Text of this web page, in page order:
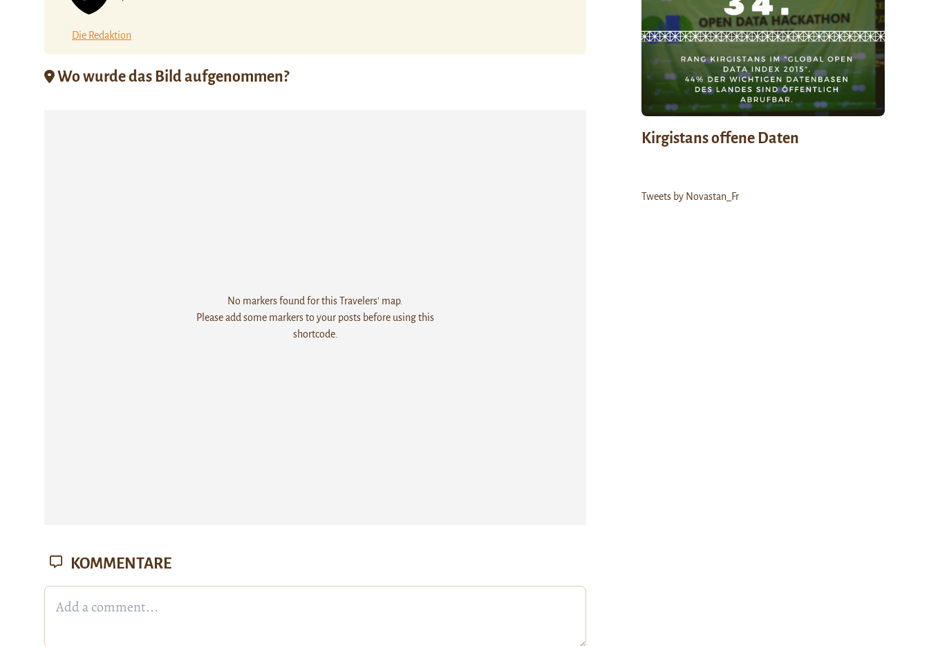
Die Redaktion
Wo wurde das Bild aufgenommen?
No markers found for this Travelers' map.
Please add some markers to your posts before using this
shortcode.
Kirgistans offene Daten
Tweets by Novastan_Fr
KOMMENTARE